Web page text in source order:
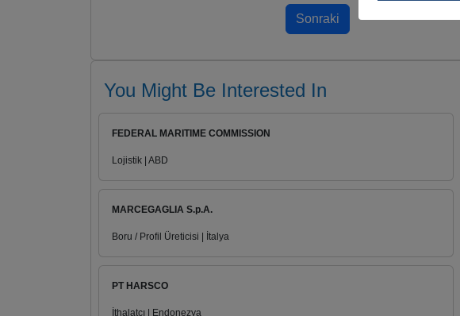
You Might Be Interested In
FEDERAL MARITIME COMMISSION
Lojistik | ABD
MARCEGAGLIA S.p.A.
Boru / Profil Üreticisi | İtalya
PT HARSCO
İthalatçı | Endonezya